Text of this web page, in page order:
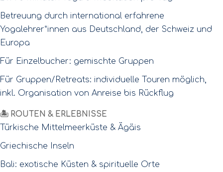
Betreuung durch international erfahrene
Yogalehrer*innen aus Deutschland, der Schweiz und
Europa
Für Einzelbucher: gemischte Gruppen
Für Gruppen/Retreats: individuelle Touren möglich,
inkl. Organisation von Anreise bis Rückflug
🏝️ ROUTEN & ERLEBNISSE
Türkische Mittelmeerküste & Ägäis
Griechische Inseln
Bali: exotische Küsten & spirituelle Orte